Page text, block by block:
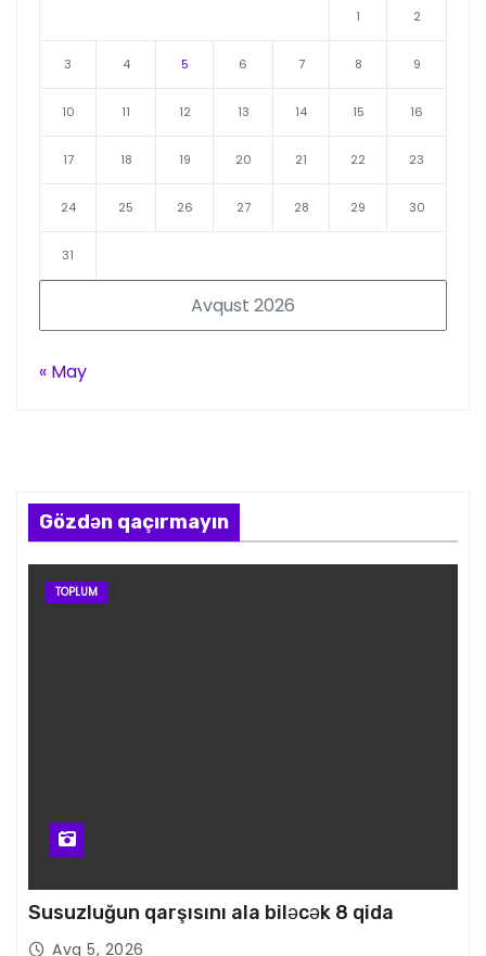
Avqust 2026
1 2
3 4 5 6 7 8 9
10 11 12 13 14 15 16
17 18 19 20 21 22 23
24 25 26 27 28 29 30
31
« May
Gözdən qaçırmayın
TOPLUM
Susuzluğun qarşısını ala biləcək 8 qida
Avq 5, 2026